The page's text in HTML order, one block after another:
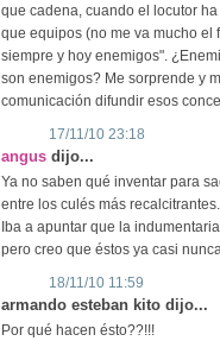
que cadena, cuando el locutor
que equipos (no me va mucho el
siempre y hoy enemigos".
son enemigos? Me sorprende y
comunicación difundir esos
17/11/10 23:18
angus dijo...
Ya no saben qué inventar para
entre los culés más recalcitrantes.
Iba a apuntar que la
pero creo que éstos ya casi
18/11/10 11:59
armando esteban kito dijo...
Por qué hacen ésto??!!!